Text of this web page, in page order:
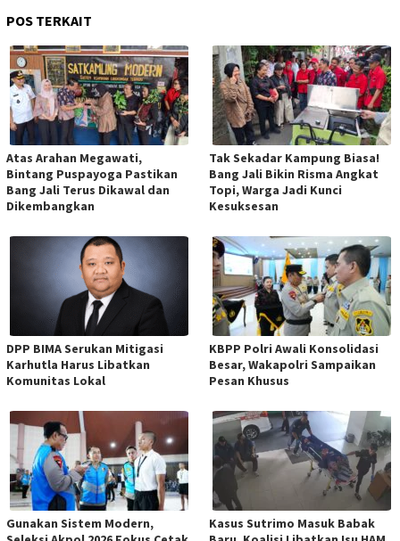
POS TERKAIT
Atas Arahan Megawati,
Bintang Puspayoga Pastikan
Bang Jali Terus Dikawal dan
Dikembangkan
Tak Sekadar Kampung Biasa!
Bang Jali Bikin Risma Angkat
Topi, Warga Jadi Kunci
Kesuksesan
DPP BIMA Serukan Mitigasi
Karhutla Harus Libatkan
Komunitas Lokal
KBPP Polri Awali Konsolidasi
Besar, Wakapolri Sampaikan
Pesan Khusus
Gunakan Sistem Modern,
Kasus Sutrimo Masuk Babak